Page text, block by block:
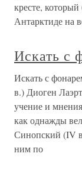
кресте,
Антарктиде на
Искать с
Искать с
в.) Диоген
учение и
как однажды
Синопский (IV
ним по